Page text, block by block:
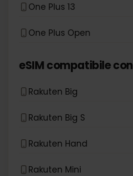
One Plus 13
One Plus Open
eSIM compatibile con
Rakuten Big
Rakuten Big S
Rakuten Hand
Rakuten Mini